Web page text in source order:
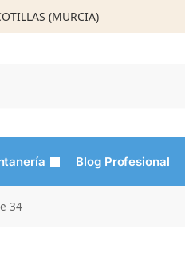
(MURCIA)
Blog Profesional
34